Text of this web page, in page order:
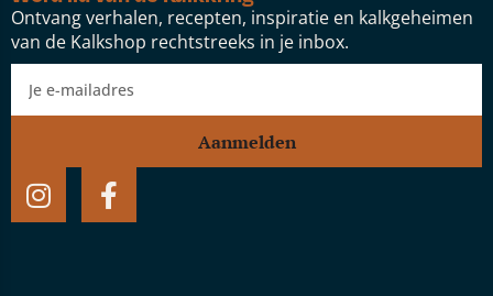
Ontvang verhalen, recepten, inspiratie en kalkgeheimen
van de Kalkshop rechtstreeks in je inbox.
Aanmelden